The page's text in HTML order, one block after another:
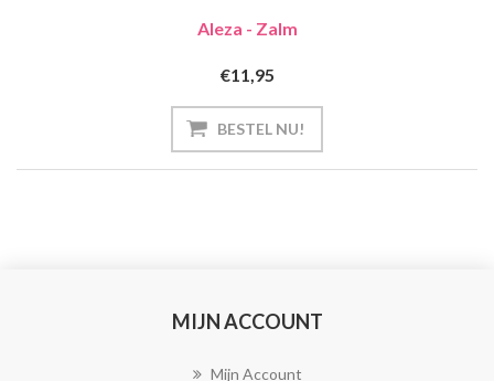
Aleza - Zalm
€11,95
MIJN ACCOUNT
Mijn Account